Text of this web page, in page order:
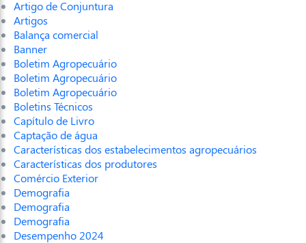
Artigo de Conjuntura
Artigos
Balança comercial
Banner
Boletim Agropecuário
Boletim Agropecuário
Boletim Agropecuário
Boletins Técnicos
Capítulo de Livro
Captação de água
Características dos estabelecimentos agropecuários
Características dos produtores
Comércio Exterior
Demografia
Demografia
Demografia
Desempenho 2024